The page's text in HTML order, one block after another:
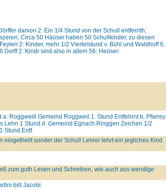
darvon 2. Ein 1/4 Stund von der Schull entfernth;
Circa 50 Häüser haben 50 Schullkinder, zu diesen
2: Kinder, mehr 1/2 Viertelstund v. Bühl und Waldhoff 6.
Dorff 2: Kindr sind also in allem 56: Heüser:
Roggweill Gemeind Roggweil 1. Stund Entfehrnt b. Pfarrey
Lehn 1 Stund d. Gemeind Egnach Ringgen Zeichen 1/2
Stund Entf.
eingetheilt sonder der Schull Lehrer lehrt ein jegliches Kind
zum guth Lesen und Schreiben, wie auch aus wendige
biß Jacobi: